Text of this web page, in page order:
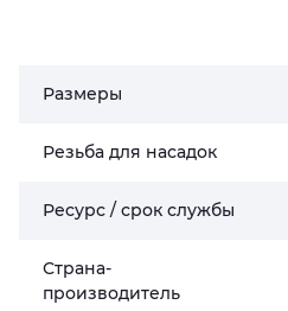
Размеры
Резьба для насадок
Ресурс / срок службы
Страна-
производитель